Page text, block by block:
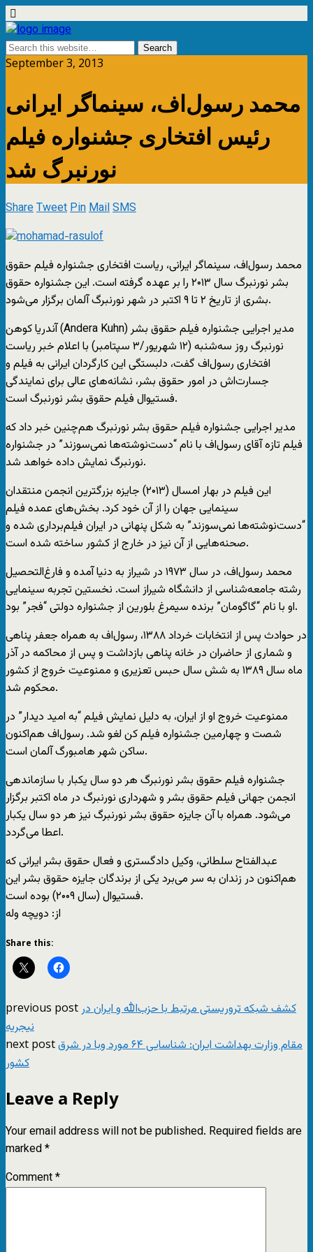
September 3, 2013
محمد رسول‌اف، سینماگر ایرانی
رئیس افتخاری جشنواره فیلم
نورنبرگ شد
ShareTweetPinMailSMS
محمد رسول‌اف، سینماگر ایرانی، ریاست افتخاری جشنواره فیلم حقوق
بشر نورنبرگ سال ۲۰۱۳ را بر عهده گرفته است. این جشنواره حقوق
بشری از تاریخ ۲ تا ۹ اکتبر در شهر نورنبرگ آلمان برگزار می‌شود.
آندریا کوهن (Andera Kuhn) مدیر اجرایی جشنواره فیلم حقوق بشر
نورنبرگ روز سه‌شنبه (۱۲ شهریور/۳ سپتامبر) با اعلام خبر ریاست
افتخاری رسول‌اف گفت، دلبستگی این کارگردان ایرانی به فیلم و
جسارت‌اش در امور حقوق بشر، نشانه‌های عالی برای نمایندگی
فستیوال فیلم حقوق بشر نورنبرگ است.
مدیر اجرایی جشنواره فیلم حقوق بشر نورنبرگ هم‌چنین خبر داد که
فیلم تازه آقای رسول‌اف با نام “دست‌نوشته‌ها نمی‌سوزند” در جشنواره
نورنبرگ نمایش داده خواهد شد.
این فیلم در بهار امسال (۲۰۱۳) جایزه بزرگترین انجمن منتقدان
سینمایی جهان را از آن خود کرد. بخش‌های عمده فیلم
“دست‌نوشته‌ها نمی‌سوزند” به شکل پنهانی در ایران فیلم‌برداری شده و
صحنه‌هایی از آن نیز در خارج از کشور ساخته شده است.
محمد رسول‌اف، در سال ۱۹۷۳ در شیراز به دنیا آمده و فارغ‌التحصیل
رشته جامعه‌شناسی از دانشگاه شیراز است. نخستین تجربه سینمایی
او با نام “گاگومان” برنده سیمرغ بلورین از جشنواره دولتی “فجر” بود.
در حوادث پس از انتخابات خرداد ۱۳۸۸، رسول‌اف به همراه جعفر پناهی
و شماری از حاضران در خانه پناهی بازداشت و پس از محاکمه در آذر
ماه سال ۱۳۸۹ به شش سال حبس تعزیری و ممنوعیت خروج از کشور
محکوم شد.
ممنوعیت خروج او از ایران، به دلیل نمایش فیلم “به امید دیدار” در
شصت و چهارمین جشنواره فیلم کن لغو شد. رسول‌اف هم‌اکنون
ساکن شهر هامبورگ آلمان است.
جشنواره فیلم حقوق بشر نورنبرگ هر دو سال یکبار با سازماندهی
انجمن جهانی فیلم حقوق بشر و شهرداری نورنبرگ در ماه اکتبر برگزار
می‌شود. همراه با آن جایزه حقوق بشر نورنبرگ نیز هر دو سال یکبار
اعطا می‌گردد.
عبدالفتاح سلطانی، وکیل دادگستری و فعال حقوق بشر ایرانی که
هم‌اکنون در زندان به سر می‌برد یکی از برندگان جایزه حقوق بشر این
فستیوال (سال ۲۰۰۹) بوده است.
از: دويچه وله
Share this:
previous post کشف شبکه‌ تروریستی مرتبط با حزب‌الله و ایران در
نیجریه
next postمقام وزارت بهداشت ایران: شناسایی ۶۴ مورد وبا در شرق
کشور
Leave a Reply
Your email address will not be published. Required fields are
marked*
Comment*